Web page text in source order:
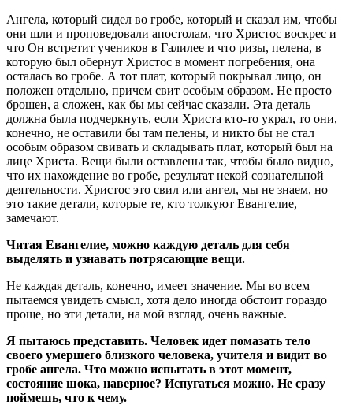
Ангела, который сидел во гробе, который и сказал им, чтобы
они шли и проповедовали апостолам, что Христос воскрес и
что Он встретит учеников в Галилее и что ризы, пелена, в
которую был обернут Христос в момент погребения, она
осталась во гробе. А тот плат, который покрывал лицо, он
положен отдельно, причем свит особым образом. Не просто
брошен, а сложен, как бы мы сейчас сказали. Эта деталь
должна была подчеркнуть, если Христа кто-то украл, то они,
конечно, не оставили бы там пелены, и никто бы не стал
особым образом свивать и складывать плат, который был на
лице Христа. Вещи были оставлены так, чтобы было видно,
что их нахождение во гробе, результат некой сознательной
деятельности. Христос это свил или ангел, мы не знаем, но
это такие детали, которые те, кто толкуют Евангелие,
замечают.
Читая Евангелие, можно каждую деталь для себя
выделять и узнавать потрясающие вещи.
Не каждая деталь, конечно, имеет значение. Мы во всем
пытаемся увидеть смысл, хотя дело иногда обстоит гораздо
проще, но эти детали, на мой взгляд, очень важные.
Я пытаюсь представить. Человек идет помазать тело
своего умершего близкого человека, учителя и видит во
гробе ангела. Что можно испытать в этот момент,
состояние шока, наверное? Испугаться можно. Не сразу
поймешь, что к чему.